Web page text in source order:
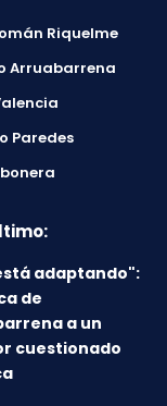
Riquelme
Arruabarrena
Paredes
adaptando":
de
a un
cuestionado